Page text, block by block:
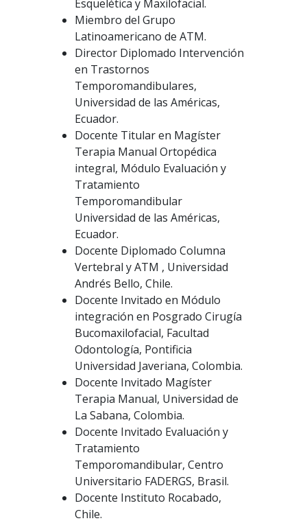
Esquelética y Maxilofacial.
Miembro del Grupo
Latinoamericano de ATM.
Director Diplomado Intervención
en Trastornos
Temporomandibulares,
Universidad de las Américas,
Ecuador.
Docente Titular en Magíster
Terapia Manual Ortopédica
integral, Módulo Evaluación y
Tratamiento
Temporomandibular
Universidad de las Américas,
Ecuador.
Docente Diplomado Columna
Vertebral y ATM , Universidad
Andrés Bello, Chile.
Docente Invitado en Módulo
integración en Posgrado Cirugía
Bucomaxilofacial, Facultad
Odontología, Pontificia
Universidad Javeriana, Colombia.
Docente Invitado Magíster
Terapia Manual, Universidad de
La Sabana, Colombia.
Docente Invitado Evaluación y
Tratamiento
Temporomandibular, Centro
Universitario FADERGS, Brasil.
Docente Instituto Rocabado,
Chile.